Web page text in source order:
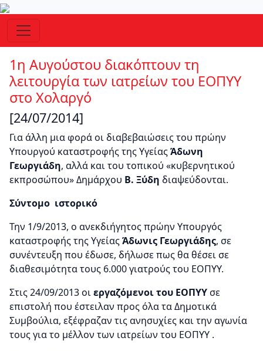
1η Αυγούστου διακόπτουν τη
λειτουργία των ιατρείων του ΕΟΠΥΥ
στο Χολαργό
[24/07/2014]
Για άλλη μια φορά οι διαβεβαιώσεις του πρώην
Υπουργού καταστροφής της ΥγείαςΆδωνη
Γεωργιάδη, αλλά και του τοπικού «κυβερνητικού
εκπροσώπου» Δημάρχου Β. Ξύδη διαψεύδονται.
Σύντομο ιστορικό
Την 1/9/2013, ο ανεκδιήγητος πρώην Υπουργός
καταστροφής της ΥγείαςΆδωνις Γεωργιάδης, σε
συνέντευξη που έδωσε, δήλωσε πως θα θέσει σε
διαθεσιμότητα τους 6.000 γιατρούς του ΕΟΠΥΥ.
Στις 24/09/2013 οιεργαζόμενοι του ΕΟΠΥΥσε
επιστολή που έστειλαν προς όλα τα Δημοτικά
Συμβούλια, εξέφραζαν τις ανησυχίες και την αγωνία
τους για το μέλλον των ιατρείων του ΕΟΠΥΥ .